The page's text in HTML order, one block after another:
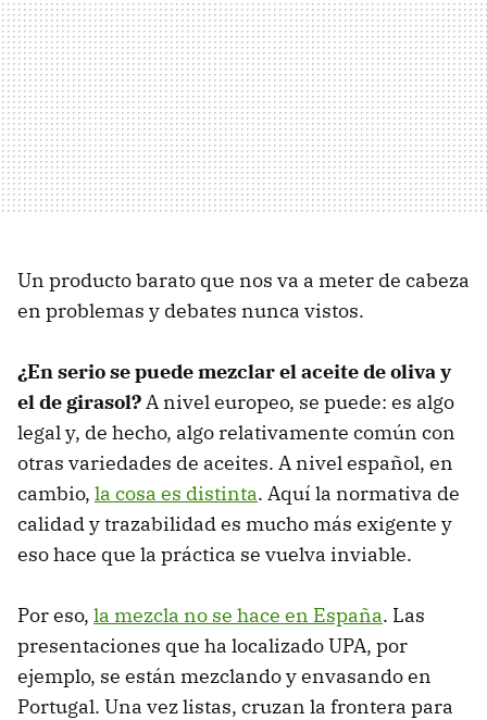
Un producto barato que nos va a meter de cabeza
en problemas y debates nunca vistos.
¿En serio se puede mezclar el aceite de oliva y
el de girasol?A nivel europeo, se puede: es algo
legal y, de hecho, algo relativamente común con
otras variedades de aceites. A nivel español, en
cambio, la cosa es distinta. Aquí la normativa de
calidad y trazabilidad es mucho más exigente y
eso hace que la práctica se vuelva inviable.
Por eso, la mezcla no se hace en España. Las
presentaciones que ha localizado UPA, por
ejemplo, se están mezclando y envasando en
Portugal. Una vez listas, cruzan la frontera para